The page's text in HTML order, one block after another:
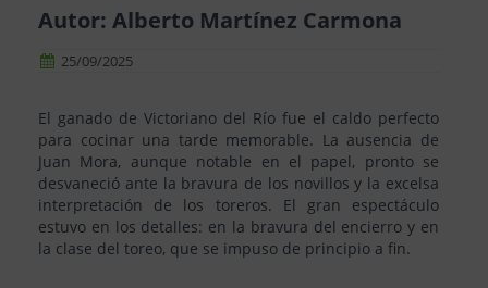
Autor: Alberto Martínez Carmona
25/09/2025
El ganado de Victoriano del Río fue el caldo perfecto
para cocinar una tarde memorable. La ausencia de
Juan Mora, aunque notable en el papel, pronto se
desvaneció ante la bravura de los novillos y la excelsa
interpretación de los toreros. El gran espectáculo
estuvo en los detalles: en la bravura del encierro y en
la clase del toreo, que se impuso de principio a fin.